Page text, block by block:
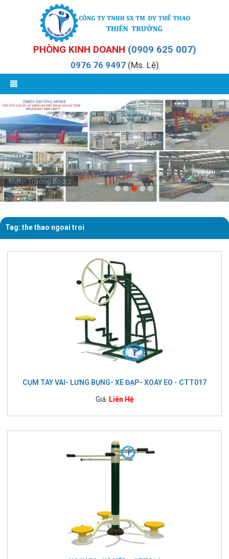
PHÒNG KINH DOANH (0909 625 007)
0976 76 9497(Ms. Lệ)
Thiên Trường Sport
Tag: the thao ngoai troi
CỤM TAY VAI- LƯNG BỤNG- XE ĐẠP- XOAY EO - CTT017
Giá: Liên Hệ